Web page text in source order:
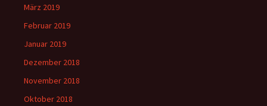
März 2019
Februar 2019
Januar 2019
Dezember 2018
November 2018
Oktober 2018